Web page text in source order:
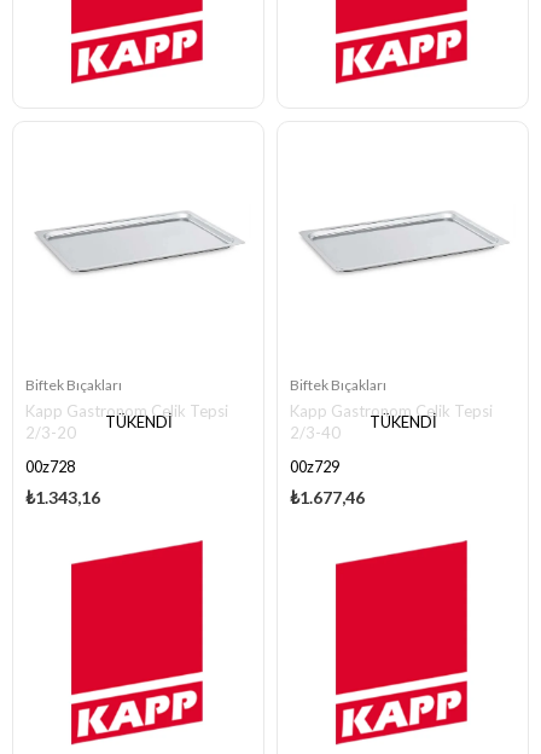
TÜKENDI
Biftek Bıçakları
Kapp Gastronom Çelik Tepsi
2/3-20
00z728
₺1.343,16
TÜKENDI
Biftek Bıçakları
Kapp Gastronom Çelik Tepsi
2/3-40
00z729
₺1.677,46